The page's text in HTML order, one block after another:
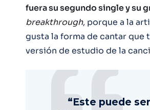
fuera su segundo single y su
breakthrough, porque a la
gusta la forma de cantar que
versión de estudio de la
“Este puede